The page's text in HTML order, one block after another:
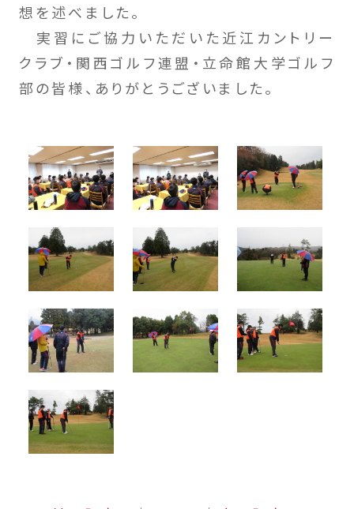
想を述べました。
実習にご協力いただいた近江カントリー
クラブ・関西ゴルフ連盟・立命館大学ゴルフ
部の皆様、ありがとうございました。